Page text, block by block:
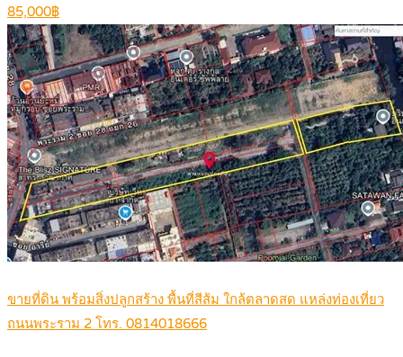
85,000฿
ขายที่ดิน พร้อมสิ่งปลูกสร้าง พื้นที่สีส้ม ใกล้ตลาดสด แหล่งท่องเที่ยว
ถนนพระราม 2 โทร. 0814018666